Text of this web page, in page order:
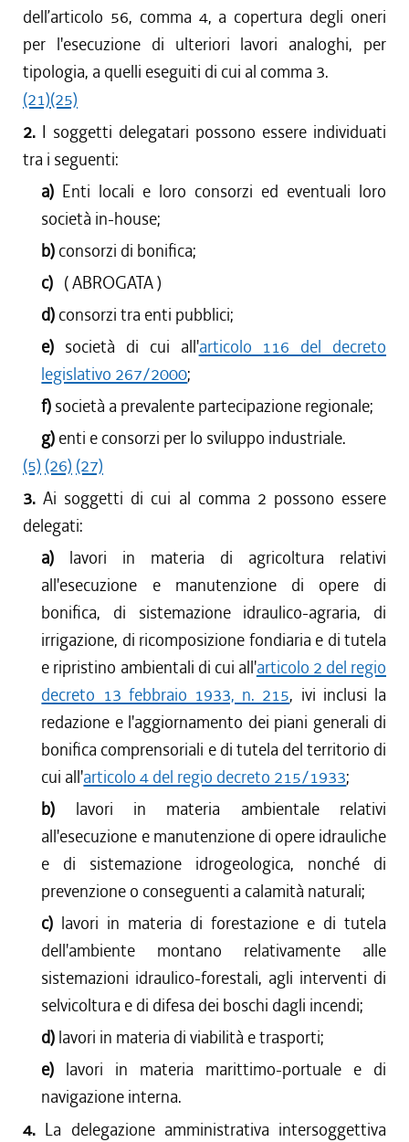
dell’articolo 56, comma 4, a copertura degli oneri
per l'esecuzione di ulteriori lavori analoghi, per
tipologia, a quelli eseguiti di cui al comma 3.
(21)(25)
2. I soggetti delegatari possono essere individuati
tra i seguenti:
a) Enti locali e loro consorzi ed eventuali loro
società in-house;
b) consorzi di bonifica;
c) ( ABROGATA )
d) consorzi tra enti pubblici;
e) società di cui all'articolo 116 del decreto
legislativo 267/2000;
f) società a prevalente partecipazione regionale;
g) enti e consorzi per lo sviluppo industriale.
(5) (26) (27)
3.Ai soggetti di cui al comma 2 possono essere
delegati:
a) lavori in materia di agricoltura relativi
all'esecuzione e manutenzione di opere di
bonifica, di sistemazione idraulico-agraria, di
irrigazione, di ricomposizione fondiaria e di tutela
e ripristino ambientali di cui all'articolo 2 del regio
decreto 13 febbraio 1933, n. 215, ivi inclusi la
redazione e l'aggiornamento dei piani generali di
bonifica comprensoriali e di tutela del territorio di
cui all'articolo 4 del regio decreto 215/1933;
b) lavori in materia ambientale relativi
all'esecuzione e manutenzione di opere idrauliche
e di sistemazione idrogeologica, nonché di
prevenzione o conseguenti a calamità naturali;
c) lavori in materia di forestazione e di tutela
dell'ambiente montano relativamente alle
sistemazioni idraulico-forestali, agli interventi di
selvicoltura e di difesa dei boschi dagli incendi;
d) lavori in materia di viabilità e trasporti;
e) lavori in materia marittimo-portuale e di
navigazione interna.
4. La delegazione amministrativa intersoggettiva